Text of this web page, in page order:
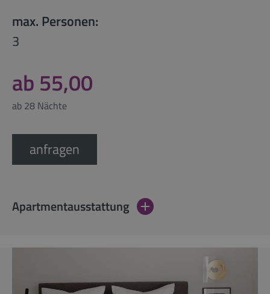
max. Personen:
3
ab 55,00
ab 28 Nächte
anfragen
Apartmentausstattung